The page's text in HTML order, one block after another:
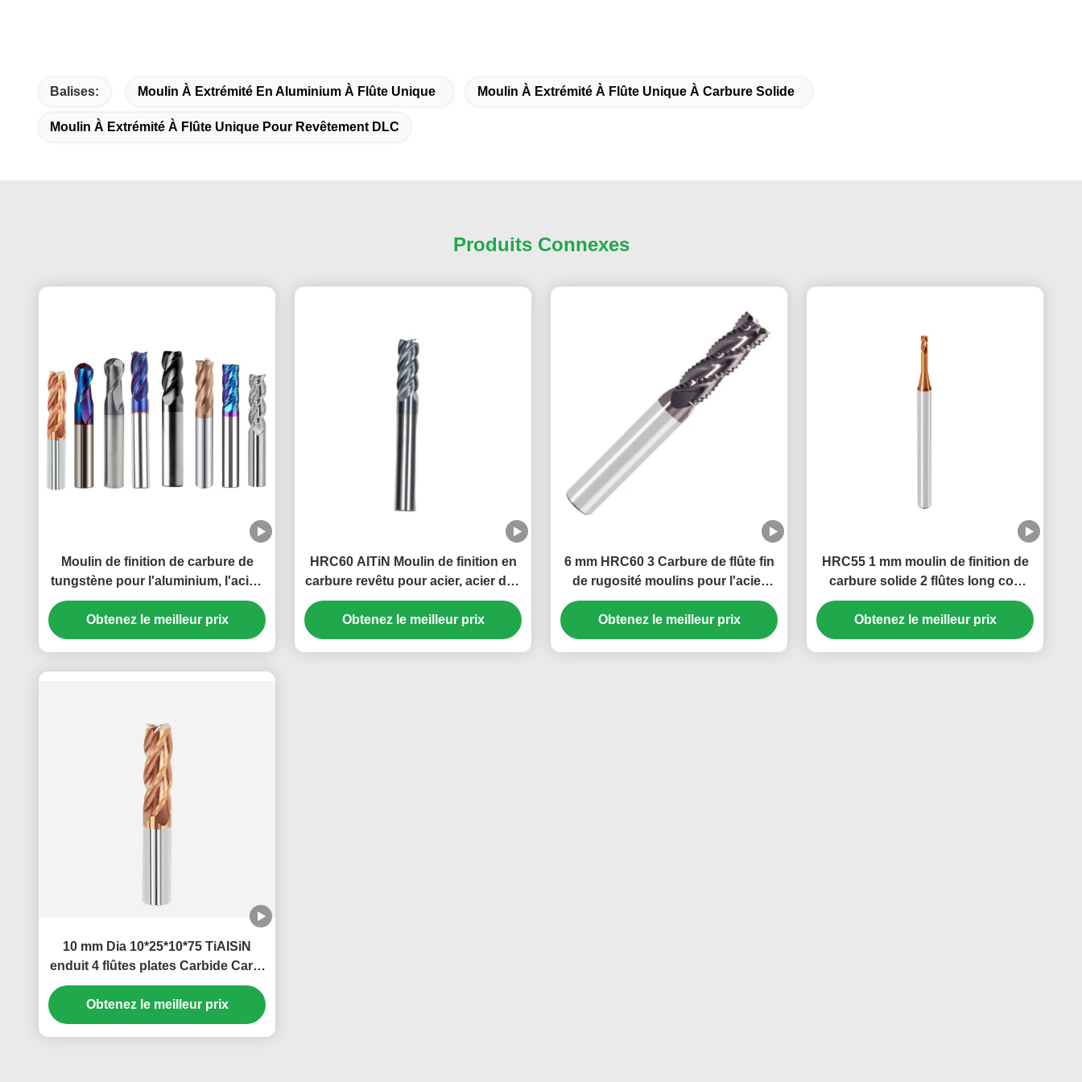
Balises: Moulin À Extrémité En Aluminium À Flûte Unique Moulin À Extrémité À Flûte Unique À Carbure Solide
Moulin À Extrémité À Flûte Unique Pour Revêtement DLC
Produits Connexes
Moulin de finition de carbure de
tungstène pour l'aluminium, l'acier,
l'acier au carbone, l'acier allié,
l'acier inoxydable, le fonte
Obtenez le meilleur prix
HRC60 AITiN Moulin de finition en
carbure revêtu pour acier, acier dur,
moulin de coupe de rayon de
carbure de fer
Obtenez le meilleur prix
6 mm HRC60 3 Carbure de flûte fin
de rugosité moulins pour l'acier
AITiN revêtu
Obtenez le meilleur prix
HRC55 1 mm moulin de finition de
carbure solide 2 flûtes long cou
court flûtes carré finition
Obtenez le meilleur prix
10 mm Dia 10*25*10*75 TiAISiN
enduit 4 flûtes plates Carbide Carré
Fin de moulin Pour l'acier au
carbone alliage d'acier de fonte
Obtenez le meilleur prix